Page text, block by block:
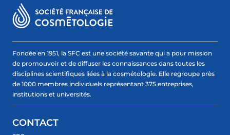
Fondée en 1951, la SFC est une société savante qui a pour mission
de promouvoir et de diffuser les connaissances dans toutes les
disciplines scientifiques liées à la cosmétologie. Elle regroupe près
de 1000 membres individuels représentant 375 entreprises,
institutions et universités.
CONTACT